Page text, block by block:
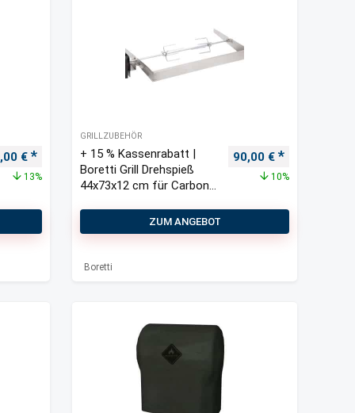
Preis war: 80,00 €
€ Aktueller Preis ist: 70,00 €.
13%
GRILLZUBEHÖR
+ 15 % Kassenrabatt |
Boretti Grill Drehspieß
44x73x12 cm für Carbone
Ursprünglicher Preis
90,00 € Aktueller
10%
ZUM ANGEBOT
Boretti